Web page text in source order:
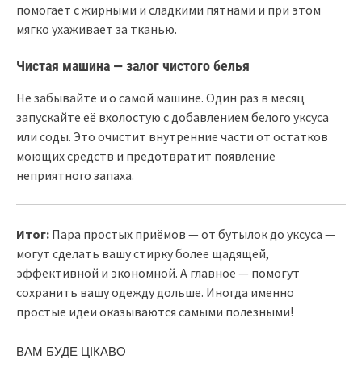
помогает с жирными и сладкими пятнами и при этом
мягко ухаживает за тканью.
Чистая машина — залог чистого белья
Не забывайте и о самой машине. Один раз в месяц
запускайте её вхолостую с добавлением белого уксуса
или соды. Это очистит внутренние части от остатков
моющих средств и предотвратит появление
неприятного запаха.
Итог: Пара простых приёмов — от бутылок до уксуса —
могут сделать вашу стирку более щадящей,
эффективной и экономной. А главное — помогут
сохранить вашу одежду дольше. Иногда именно
простые идеи оказываются самыми полезными!